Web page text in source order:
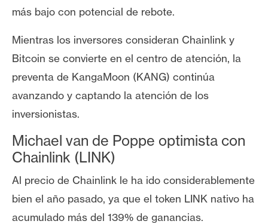
o
t
a
s
d
e
r
e
n
s
a
más bajo con potencial de rebote.
Mientras los inversores consideran Chainlink y
Bitcoin se convierte en el centro de atención, la
preventa de KangaMoon (KANG) continúa
avanzando y captando la atención de los
inversionistas.
Michael van de Poppe optimista con
Chainlink (LINK)
Al precio de Chainlink le ha ido considerablemente
bien el año pasado, ya que el token LINK nativo ha
acumulado más del 139% de ganancias.